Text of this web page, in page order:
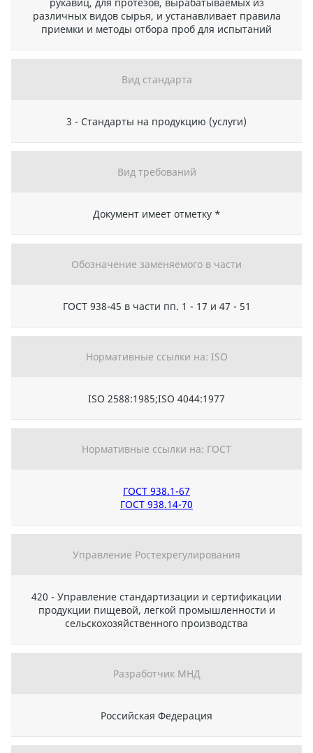
рукавиц, для протезов, вырабатываемых из
различных видов сырья, и устанавливает правила
приемки и методы отбора проб для испытаний
Вид стандарта
3 - Стандарты на продукцию (услуги)
Вид требований
Документ имеет отметку *
Обозначение заменяемого в части
ГОСТ 938-45 в части пп. 1 - 17 и 47 - 51
Нормативные ссылки на: ISO
ISO 2588:1985;ISO 4044:1977
Нормативные ссылки на: ГОСТ
ГОСТ 938.1-67
ГОСТ 938.14-70
Управление Ростехрегулирования
420 - Управление стандартизации и сертификации
продукции пищевой, легкой промышленности и
сельскохозяйственного производства
Разработчик МНД
Российская Федерация